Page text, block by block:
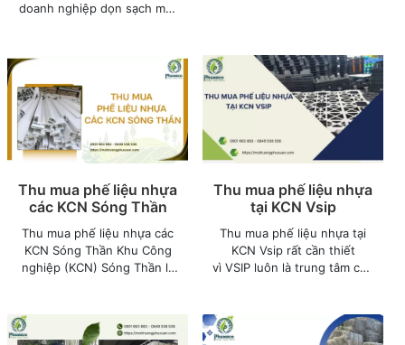
doanh nghiệp dọn sạch mặt
ngặt các quy định về bảo vệ
giúp tối ưu hóa không gian
lưu trữ, bảo vệ sản phẩm và
thuận tiện cho việc di
chuyển.
Thu mua phế liệu nhựa
các KCN Sóng Thần
Thu mua phế liệu nhựa các
KCN Sóng Thần Khu Công
nghiệp (KCN) Sóng Thần là
uất bậc nhất Bình Dương,
thu hút hàng trăm doanh
Thu mua phế liệu nhựa
tại KCN Vsip
Thu mua phế liệu nhựa tại
KCN Vsip rất cần thiết
vì VSIP luôn là trung tâm của
lượng lớn phế liệu, đặc biệt